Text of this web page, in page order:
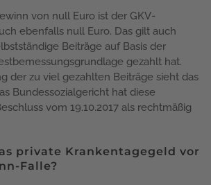
von null Euro ist der GKV-
ebenfalls null Euro. Das gilt auch
Beiträge auf Basis der
gezahlt hat.
der zu viel gezahlten Beiträge sieht das
Bundessozialgericht hat diese
vom 19.10.2017 als rechtmäßig
private Krankentagegeld vor
Falle?